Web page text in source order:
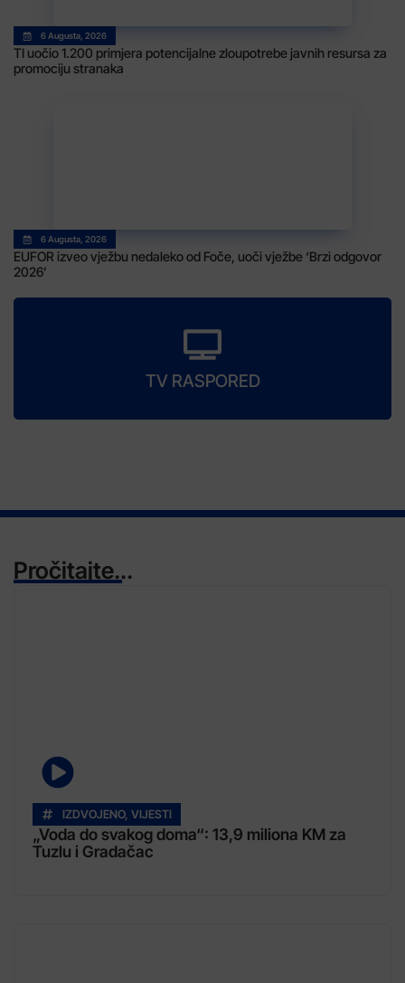
6 Augusta, 2026
TI uočio 1.200 primjera potencijalne zloupotrebe javnih resursa za
promociju stranaka
6 Augusta, 2026
EUFOR izveo vježbu nedaleko od Foče, uoči vježbe ‘Brzi odgovor
2026’
TV RASPORED
Pročitajte...
IZDVOJENO, VIJESTI
„Voda do svakog doma“: 13,9 miliona KM za
Tuzlu i Gradačac